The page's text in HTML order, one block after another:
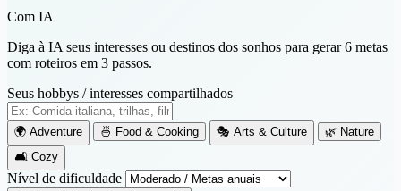
Com IA
Diga à IA seus interesses ou destinos dos sonhos para gerar 6 metas
com roteiros em 3 passos.
Seus hobbys / interesses compartilhados
🌍 Adventure 🍜 Food & Cooking 🎭 Arts & Culture
🌿 Nature
🛋️ Cozy
Nível de dificuldade